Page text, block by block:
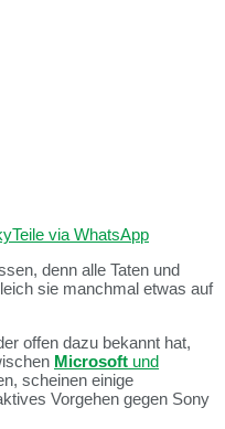
Teile via WhatsApp
denn alle Taten und
sie manchmal etwas auf
offen dazu bekannt hat,
Microsoft und
scheinen einige
Vorgehen gegen Sony